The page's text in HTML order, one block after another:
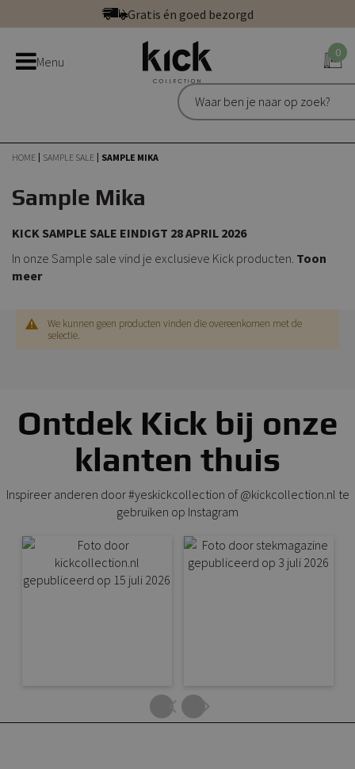
direct
naar
Gratis én goed bezorgd
Bestel bij de officiële Kick webshop
Uitstekend | 300+ reviews
Gratis én goed bezorgd
Menu
0
HOME SAMPLE SALE SAMPLE MIKA
Sample Mika
KICK SAMPLE SALE EINDIGT 28 APRIL 2026
In onze Sample sale vind je exclusieve Kick producten. Toon
meer
We kunnen geen producten vinden die overeenkomen met de
selectie.
Ontdek Kick bij onze
klanten thuis
Inspireer anderen door #yeskickcollection of @kickcollection.nl te
gebruiken op Instagram